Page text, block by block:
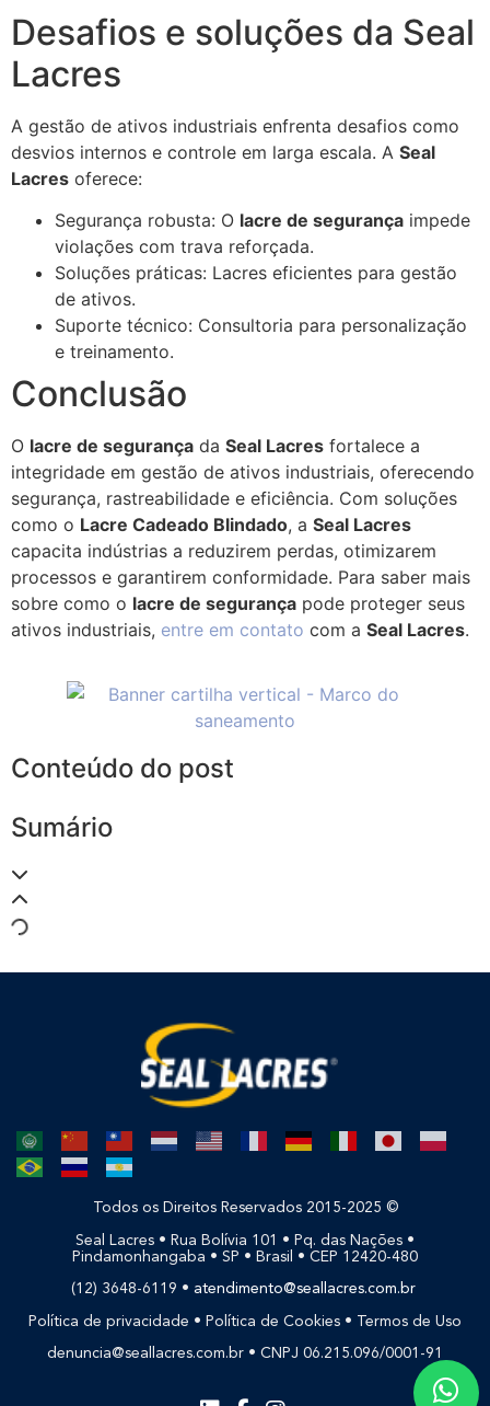
Desafios e soluções da Seal
Lacres
A gestão de ativos industriais enfrenta desafios como
desvios internos e controle em larga escala. A Seal
Lacres oferece:
Segurança robusta: O lacre de segurança impede
violações com trava reforçada.
Soluções práticas: Lacres eficientes para gestão
de ativos.
Suporte técnico: Consultoria para personalização
e treinamento.
Conclusão
O lacre de segurança da Seal Lacres fortalece a
integridade em gestão de ativos industriais, oferecendo
segurança, rastreabilidade e eficiência. Com soluções
como o Lacre Cadeado Blindado, a Seal Lacres
capacita indústrias a reduzirem perdas, otimizarem
processos e garantirem conformidade. Para saber mais
sobre como o lacre de segurança pode proteger seus
ativos industriais, entre em contato com a Seal Lacres.
Conteúdo do post
Sumário
Todos os Direitos Reservados 2015-2025 ©
Seal Lacres • Rua Bolívia 101 • Pq. das Nações •
Pindamonhangaba • SP • Brasil • CEP 12420-480
(12) 3648-6119 • atendimento@seallacres.com.br
Política de privacidade • Política de Cookies • Termos de Uso
denuncia@seallacres.com.br • CNPJ 06.215.096/0001-91